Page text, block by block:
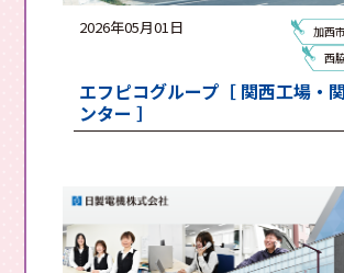
2026年05月01日 加西
西
エフピコグループ［ 関西工場・
ンター ］